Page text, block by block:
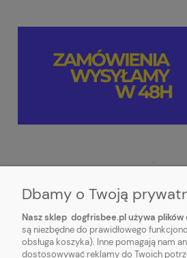
.
STOPKA
Dbamy o Twoją
Nasz sklep dogfrisbee.pl używa plików
są niezbędne do prawidłowego
obsługa koszyka). Inne pomagają nam
dostosowywać reklamy do Twoich